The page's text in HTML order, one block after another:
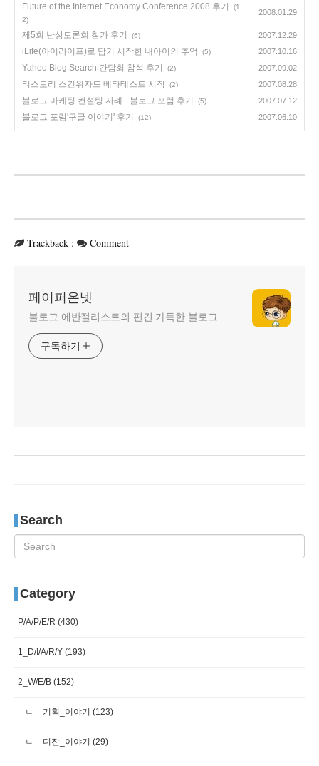
Future of the Internet Economy Conference 2008 후기
(1
2)
2008.01.29
제5회 난상토론회 참가 후기 (6) 2007.12.29
iLife(아이라이프)로 담기 시작한 내아이의 추억 (5) 2007.10.16
Yahoo Blog Search 간담회 참석 후기 (2) 2007.09.02
티스토리 스킨위자드 베타테스트 시작 (2) 2007.08.28
블로그 마케팅 컨설팅 사례 - 블로그 포럼 후기 (5) 2007.07.12
블로그 포럼'구글 이야기' 후기 (12) 2007.06.10
Trackback : Comment
페이퍼온넷
블로그 에반절리스트의 편견 가득한 블로그
구독하기
Search
Category
P/A/P/E/R (430)
1_D/I/A/R/Y (193)
2_W/E/B (152)
기획_이야기 (123)
디쟌_이야기 (29)